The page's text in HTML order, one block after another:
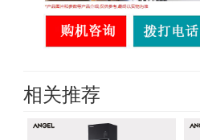
相关推荐